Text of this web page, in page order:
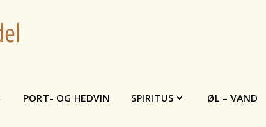
PORT- OG HEDVIN SPIRITUS ØL – VAND